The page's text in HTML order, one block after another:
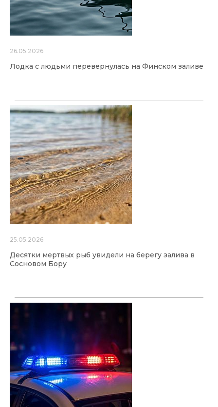
26.05.2026
Лодка с людьми перевернулась на Финском заливе
25.05.2026
Десятки мертвых рыб увидели на берегу залива в
Сосновом Бору